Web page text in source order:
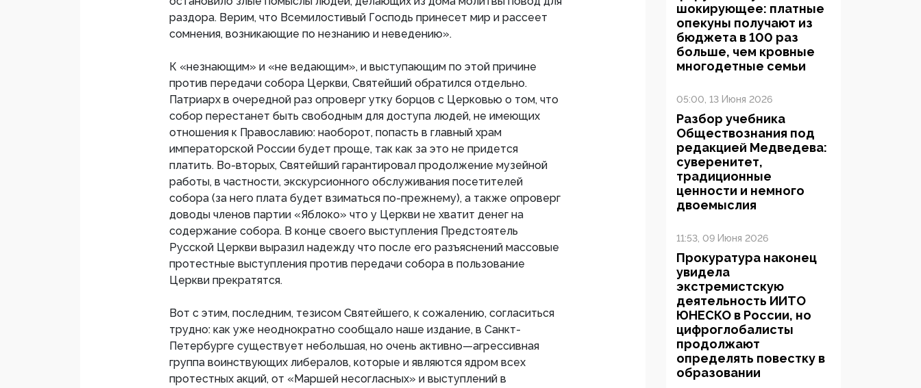
раздора. Верим, что Всемилостивый Господь принесет мир и рассеет
сомнения, возникающие по незнанию и неведению».
К «незнающим» и «не ведающим», и выступающим по этой причине
против передачи собора Церкви, Святейший обратился отдельно.
Патриарх в очередной раз опроверг утку борцов с Церковью о том, что
собор перестанет быть свободным для доступа людей, не имеющих
отношения к Православию: наоборот, попасть в главный храм
императорской России будет проще, так как за это не придется
платить. Во-вторых, Святейший гарантировал продолжение музейной
работы, в частности, экскурсионного обслуживания посетителей
собора (за него плата будет взиматься по-прежнему), а также опроверг
доводы членов партии «Яблоко» что у Церкви не хватит денег на
содержание собора. В конце своего выступления Предстоятель
Русской Церкви выразил надежду что после его разъяснений массовые
протестные выступления против передачи собора в пользование
Церкви прекратятся.
Вот с этим, последним, тезисом Святейшего, к сожалению, согласиться
трудно: как уже неоднократно сообщало наше издание, в Санкт-
Петербурге существует небольшая, но очень активно—агрессивная
группа воинствующих либералов, которые и являются ядром всех
протестных акций, от «Маршей несогласных» и выступлений в
шокирующее: платные
опекуны получают из
бюджета в 100 раз
больше, чем кровные
многодетные семьи
05:00, 13 Июня 2026
Разбор учебника
Обществознания под
редакцией Медведева:
суверенитет,
традиционные
ценности и немного
двоемыслия
11:53, 09 Июня 2026
Прокуратура наконец
увидела
экстремистскую
деятельность ИИТО
ЮНЕСКО в России, но
цифроглобалисты
продолжают
определять повестку в
образовании